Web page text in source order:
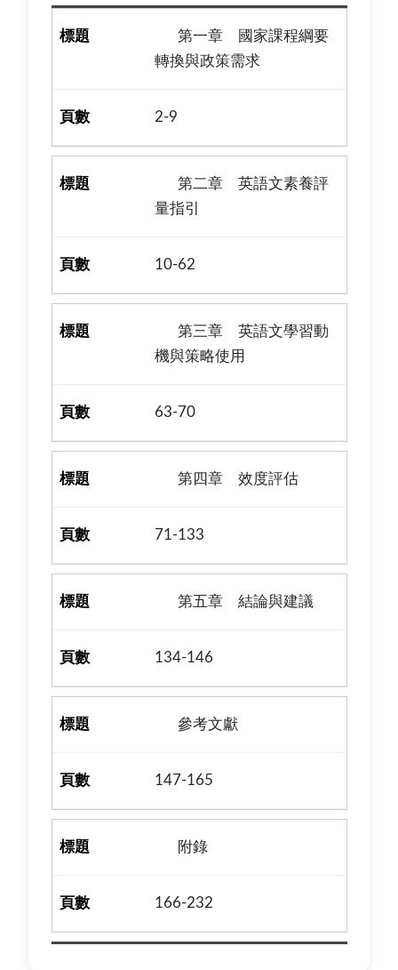
第一章 國家課程綱要
轉換與政策需求
2-9
第二章 英語文素養評
量指引
10-62
第三章 英語文學習動
機與策略使用
63-70
第四章 效度評估
71-133
第五章 結論與建議
134-146
參考文獻
147-165
附錄
166-232